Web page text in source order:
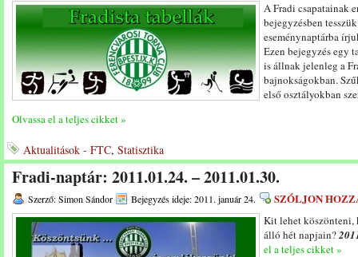
A Fradi csapatainak
bejegyzésben
eseménynaptárba
Ezen bejegyzés egy
is állnak jelenleg a
bajnokságokban.
első osztályokban
Olvassa el a teljes cikket »
Aktualitások - FTC, Statisztika
Fradi-naptár: 2011.01.24. – 2011.01.30.
Szerző: Simon Sándor Bejegyzés ideje: 2011. január 24. SZÓLJON
Kit lehet köszönteni,
álló hét napjain?
el a teljes cikket »